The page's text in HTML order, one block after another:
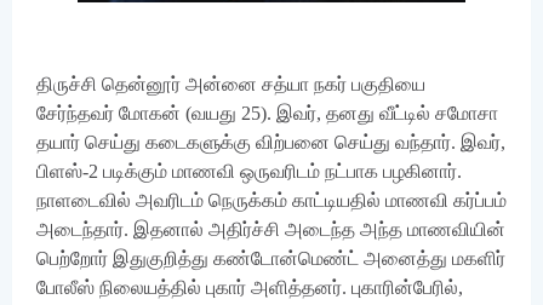
திருச்சி தென்னூர் அன்னை சத்யா நகர் பகுதியை
சேர்ந்தவர் மோகன் (வயது 25). இவர், தனது வீட்டில் சமோசா
தயார் செய்து கடைகளுக்கு விற்பனை செய்து வந்தார். இவர்,
பிளஸ்-2 படிக்கும் மாணவி ஒருவரிடம் நட்பாக பழகினார்.
நாளடைவில் அவரிடம் நெருக்கம் காட்டியதில் மாணவி கர்ப்பம்
அடைந்தார். இதனால் அதிர்ச்சி அடைந்த அந்த மாணவியின்
பெற்றோர் இதுகுறித்து கண்டோன்மெண்ட் அனைத்து மகளிர்
போலீஸ் நிலையத்தில் புகார் அளித்தனர். புகாரின்பேரில்,